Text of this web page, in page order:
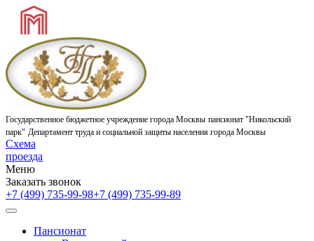
Государственное бюджетное учреждение города Москвы пансионат "Никольский
парк" Департамент труда и социальной защиты населения города Москвы
Схема
проезда
Меню
Заказать звонок
+7 (499) 735-99-98+7 (499) 735-99-89
Пансионат